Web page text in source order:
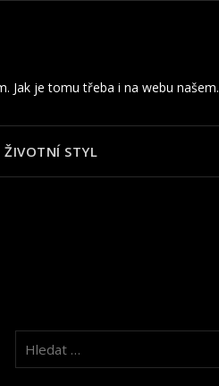
Jak je tomu třeba i na webu našem.
ŽIVOTNÍ STYL
Vyhledávání